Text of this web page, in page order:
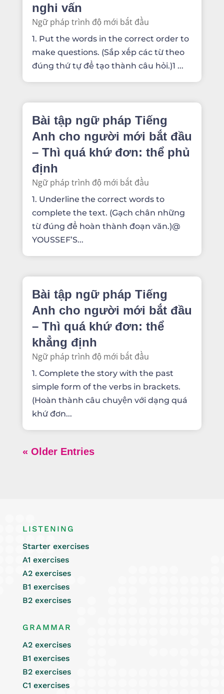
nghi vấn
Ngữ pháp trình độ mới bắt đầu
1. Put the words in the correct order to
make questions. (Sắp xếp các từ theo
đúng thứ tự để tạo thành câu hỏi.)1 ...
Bài tập ngữ pháp Tiếng
Anh cho người mới bắt đầu
– Thì quá khứ đơn: thể phủ
định
Ngữ pháp trình độ mới bắt đầu
1. Underline the correct words to
complete the text. (Gạch chân những
từ đúng để hoàn thành đoạn văn.)@
YOUSSEF’S...
Bài tập ngữ pháp Tiếng
Anh cho người mới bắt đầu
– Thì quá khứ đơn: thể
khẳng định
Ngữ pháp trình độ mới bắt đầu
1. Complete the story with the past
simple form of the verbs in brackets.
(Hoàn thành câu chuyện với dạng quá
khứ đơn...
« Older Entries
LISTENING
Starter exercises
A1 exercises
A2 exercises
B1 exercises
B2 exercises
GRAMMAR
A2 exercises
B1 exercises
B2 exercises
C1 exercises